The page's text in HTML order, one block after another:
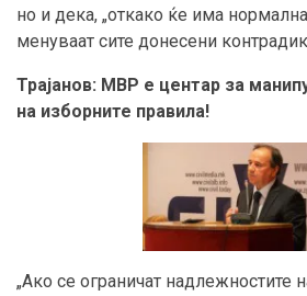
но и дека, „откако ќе има
менуваат сите донесени
Трајанов: МВР е центар за
на изборните правила!
„Ако се ограничат надлежностите